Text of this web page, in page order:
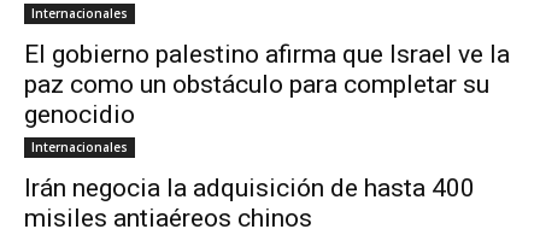
Internacionales
El gobierno palestino afirma que Israel ve la
paz como un obstáculo para completar su
genocidio
Internacionales
Irán negocia la adquisición de hasta 400
misiles antiaéreos chinos